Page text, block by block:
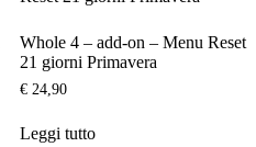
Whole 4 – add-on – Menu Reset
21 giorni Primavera
€24,90
Leggi tutto